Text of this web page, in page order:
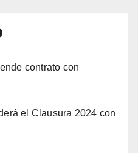
contrato con
el Clausura 2024 con